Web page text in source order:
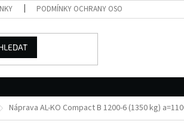
PODMÍNKY OCHRANY OSOBNÍCH ÚDAJŮ
Náprava AL-KO Compact B 1200-6 (1350 kg)